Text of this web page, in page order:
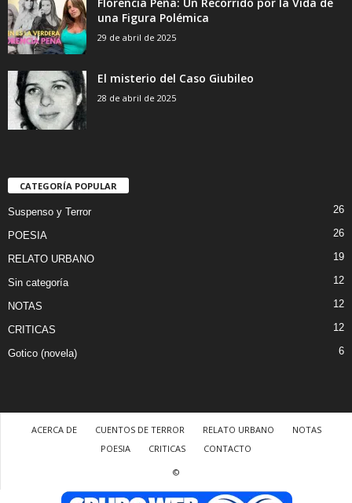
una Figura Polémica
29 de abril de 2025
El misterio del Caso Giubileo
28 de abril de 2025
CATEGORÍA POPULAR
Suspenso y Terror 26
POESIA 26
RELATO URBANO 19
Sin categoría 12
NOTAS 12
CRITICAS 12
Gotico (novela) 6
ACERCA DE CUENTOS DE TERROR RELATO URBANO
NOTAS
POESIA
CRITICAS
CONTACTO
©